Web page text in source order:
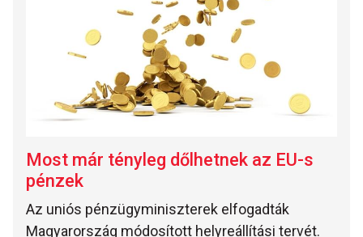
Most már tényleg dőlhetnek az EU-s
pénzek
Az uniós pénzügyminiszterek elfogadták
Magyarország módosított helyreállítási tervét.